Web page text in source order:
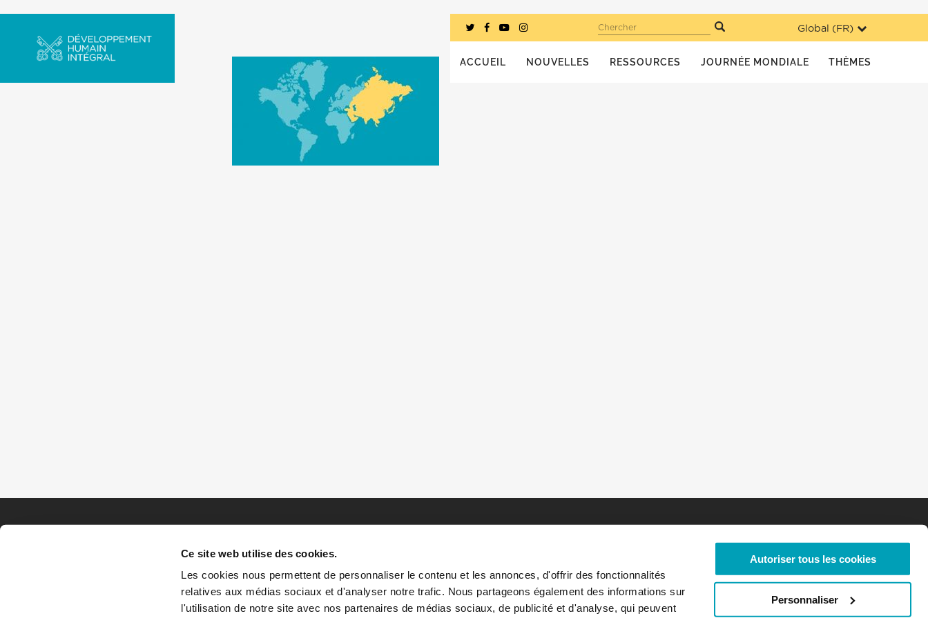
Ce site web utilise des cookies.
Les cookies nous permettent de personnaliser le contenu et les annonces, d'offrir des fonctionnalités
relatives aux médias sociaux et d'analyser notre trafic. Nous partageons également des informations sur
l'utilisation de notre site avec nos partenaires de médias sociaux, de publicité et d'analyse, qui peuvent
Autoriser tous les cookies
Personnaliser
Global (FR)
Chercher
ACCUEIL NOUVELLES RESSOURCES JOURNÉE MONDIALE THÈMES
HOME HISTOIRES RESSOURCES